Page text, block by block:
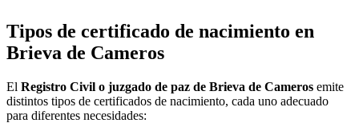
Tipos de certificado de nacimiento en
Brieva de Cameros
El Registro Civil o juzgado de paz de Brieva de Cameros emite
distintos tipos de certificados de nacimiento, cada uno adecuado
para diferentes necesidades: